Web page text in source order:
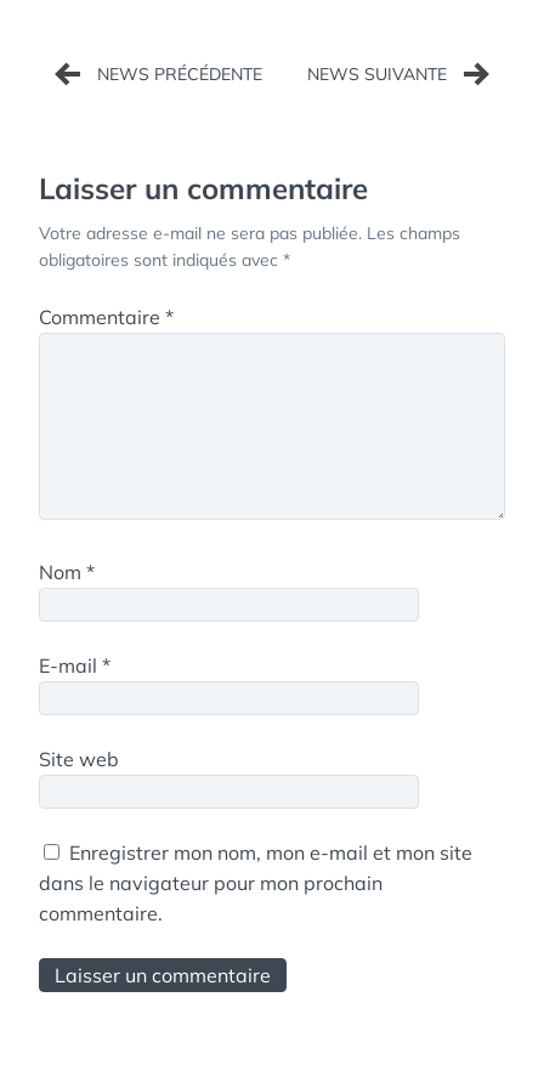
Navigation
de
Laisser un commentaire
Votre adresse e-mail ne sera pas publiée. Les champs
obligatoires sont indiqués avec *
Commentaire *
Nom *
E-mail *
Site web
Enregistrer mon nom, mon e-mail et mon site
dans le navigateur pour mon prochain
commentaire.